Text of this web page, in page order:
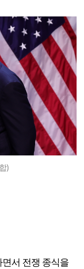
)
서 전쟁 종식을